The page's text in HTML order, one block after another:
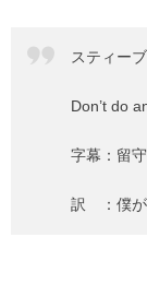
スティー
Don’t do
字幕：留
訳 ：僕が